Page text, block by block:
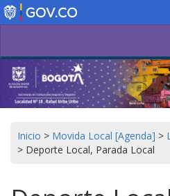
Pasar
al
Inicio > Movida Local [Agenda] >
> Deporte Local, Parada Local